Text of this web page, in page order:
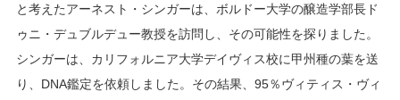
と考えたアーネスト・シンガーは、ボルドー大学の醸造学部長ド
ゥニ・デュブルデュー教授を訪問し、その可能性を探りました。
シンガーは、カリフォルニア大学デイヴィス校に甲州種の葉を送
り、DNA鑑定を依頼しました。その結果、95％ヴィティス・ヴィ